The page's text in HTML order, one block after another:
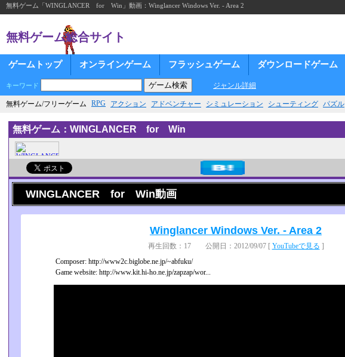
無料ゲーム「WINGLANCER for Win」動画：Winglancer Windows Ver. - Area 2
無料ゲーム総合サイト
ゲームトップ オンラインゲーム フラッシュゲーム ダウンロードゲーム
キーワード ジャンル詳細
無料ゲーム/フリーゲーム RPG アクション アドベンチャー シミュレーション シューティング パズル
無料ゲーム：WINGLANCER for Win
WINGLANCER for Win動画
Winglancer Windows Ver. - Area 2
再生回数：17 公開日：2012/09/07 [ YouTubeで見る ]
Composer: http://www2c.biglobe.ne.jp/~abfuku/
Game website: http://www.kit.hi-ho.ne.jp/zapzap/wor...